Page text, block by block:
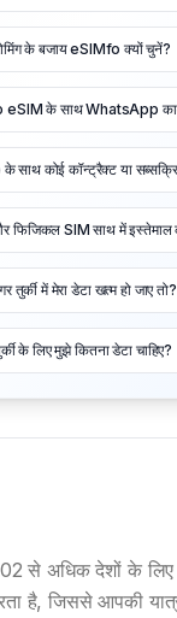
के बजाय eSIMfo क्यों चुनें?
eSIM के साथ WhatsApp
साथ कोई कॉन्ट्रैक्ट या
फिजिकल SIM साथ में इस्तेमाल
तुर्की में मेरा डेटा खत्म हो जाए तो?
के लिए मुझे कितना डेटा चाहिए?
से अधिक देशों के
है, जिससे आपकी